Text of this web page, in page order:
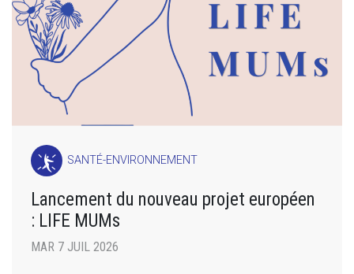
SANTÉ-ENVIRONNEMENT
Lancement du nouveau projet européen
: LIFE MUMs
MAR 7 JUIL 2026